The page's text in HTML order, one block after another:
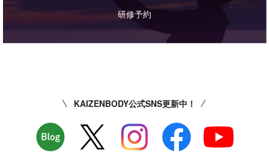
研修予約
KAIZENBODY公式SNS更新中！